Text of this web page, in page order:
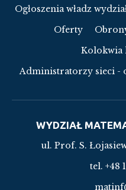
Ogłoszenia władz
Oferty
Kolokwia
Administratorzy sieci -
WYDZIAŁ
ul. Prof. S.
tel. +48